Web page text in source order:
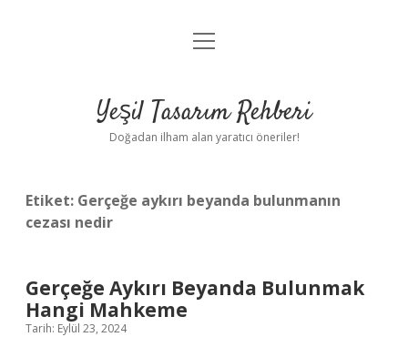
Anasayfa
Yasal Uyarı
menüyü
Yeşil Tasarım Rehberi
Doğadan ilham alan yaratıcı öneriler!
Etiket: Gerçeğe aykırı beyanda bulunmanın
cezası nedir
Gerçeğe Aykırı Beyanda Bulunmak
Hangi Mahkeme
Tarih: Eylül 23, 2024